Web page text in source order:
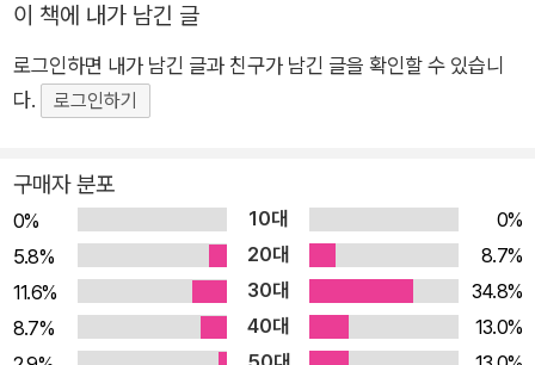
큰 생성, 즉 문서를 색인하고 검색하도록 일련의 텀으로 바꾸는
절차가 대표적이다. 검색 시스템은 여러 언어가 뒤섞인 문서를 적
절히 처리할 수 있어야 하며, 이런 관점에서 여러 주요 언어가 갖
는 중요한 특성을 논의할 것이다. 2부는 역색인을 만들고 읽고 유
는 알고리즘을 살펴볼 것이다. 정적 색인은 문서 모음이 자주 바
뀌지 않고, 바뀌었을 때 색인 전체를 재구축할 시간이 충분한 상
황에 적합하다. 5장은 색인 읽기와 질의 처리 기법을 설명한다.
이 장에서는 문서 구조를 다루기 위한 경량 구조를 소개하고, 불
리언 조건 검색에 이 경량 구조를 적용해본다. 6장은 색인 압축에
이 책에 내가 남긴 글
로그인하면 내가 남긴 글과 친구가 남긴 글을 확인할 수 있습니
다.
로그인하기
구매자 분포
0% 10대
0%
5.8%
20대
8.7%
11.6%
30대
34.8%
8.7%
40대
13.0%